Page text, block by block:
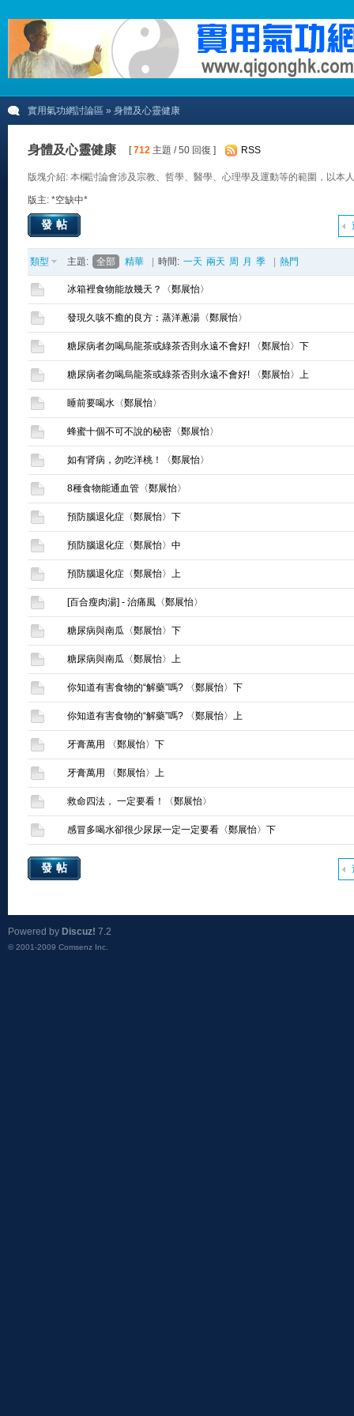
實用氣功網討論區 » 身體及心靈健康
身體及心靈健康 [712 主題 / 50 回復 ] RSS
版塊介紹: 本欄討論會涉及宗教、哲學、醫學、心理學及運動等的範圍，以本
版主: *空缺中*
發帖
類型 主題: 全部 精華 時間: 一天 兩天 周 月 季 熱門
冰箱裡食物能放幾天？〈鄭展怡〉
發現久咳不癒的良方：蒸洋蔥湯〈鄭展怡〉
糖尿病者勿喝烏龍茶或綠茶否則永遠不會好! 〈鄭展怡〉下
糖尿病者勿喝烏龍茶或綠茶否則永遠不會好! 〈鄭展怡〉上
睡前要喝水〈鄭展怡〉
蜂蜜十個不可不說的秘密〈鄭展怡〉
如有肾病，勿吃洋桃！〈鄭展怡〉
8種食物能通血管〈鄭展怡〉
預防腦退化症〈鄭展怡〉下
預防腦退化症〈鄭展怡〉中
預防腦退化症〈鄭展怡〉上
[百合瘦肉湯] - 治痛風〈鄭展怡〉
糖尿病與南瓜〈鄭展怡〉下
糖尿病與南瓜〈鄭展怡〉上
你知道有害食物的“解藥”嗎? 〈鄭展怡〉下
你知道有害食物的“解藥”嗎? 〈鄭展怡〉上
牙膏萬用 〈鄭展怡〉下
牙膏萬用 〈鄭展怡〉上
救命四法， 一定要看！〈鄭展怡〉
感冒多喝水卻很少尿尿一定一定要看〈鄭展怡〉下
發帖
Powered by Discuz! 7.2
© 2001-2009 Comsenz Inc.